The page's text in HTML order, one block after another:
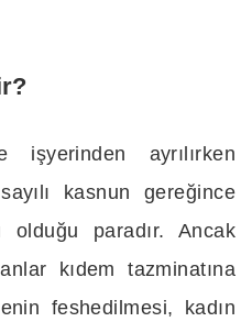
işyerinden ayrılırken
kasnun gereğince
olduğu paradır. Ancak
kıdem tazminatına
feshedilmesi, kadın